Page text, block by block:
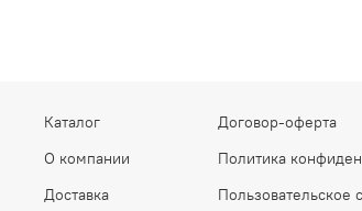
Каталог
О компании
Доставка
Договор-оферта
Политика
Пользовательское